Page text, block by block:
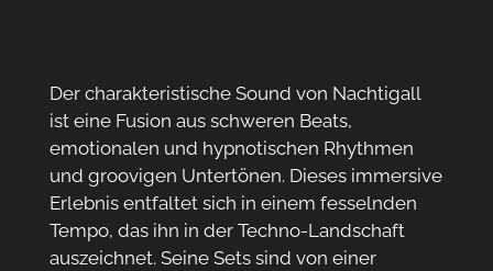
Der charakteristische Sound von Nachtigall
ist eine Fusion aus schweren Beats,
emotionalen und hypnotischen Rhythmen
und groovigen Untertönen. Dieses immersive
Erlebnis entfaltet sich in einem fesselnden
Tempo, das ihn in der Techno-Landschaft
auszeichnet. Seine Sets sind von einer